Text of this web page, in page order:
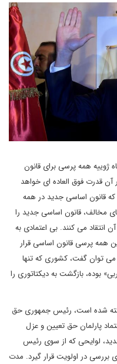
همه پرسی برای قانون
قدرت فوق العاده ای خواهد
قانون اساسی جدید در همه
مخالف، قانون اساسی جدید را
انتقاد می کنند. بی اعتمادی به
همه پرسی قانون اساسی قرار
می توان گفت، کشوری که تنها
بوده، بازگشت به دیکتاتوری را
شده است، رئیس جمهوری حق
پارلمان حق تعیین و عزل
لوایحی که از سوی رئیس
بررسی در اولویت قرار گیرد. مدت